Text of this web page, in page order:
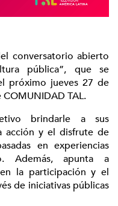
conversatorio abierto
pública”, que se
próximo jueves 27 de
TAL.
brindarle a sus
acción y el disfrute de
en experiencias
Además, apunta a
la participación y el
de iniciativas públicas